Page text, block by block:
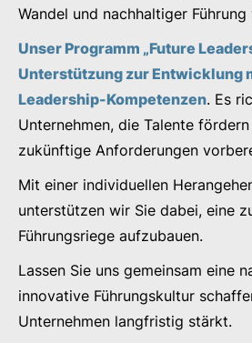
Wandel und nachhaltiger Führung
Unser Programm „Future
Unterstützung zur Entwicklung
Leadership-Kompetenzen. Es
Unternehmen, die Talente
zukünftige Anforderungen
Mit einer individuellen
unterstützen wir Sie dabei, eine
Führungsriege aufzubauen.
Lassen Sie uns gemeinsam eine
innovative Führungskultur
Unternehmen langfristig stärkt.